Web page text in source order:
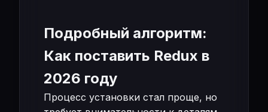
Подробный алгоритм:
Как поставить Redux в
2026 году
Процесс установки стал проще, но